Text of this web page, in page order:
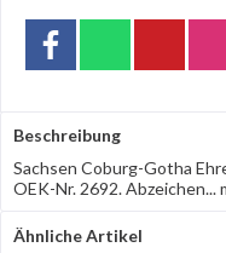
Beschreibung
Sachsen Coburg-Gotha
OEK-Nr. 2692. Abzeichen...
Ähnliche Artikel